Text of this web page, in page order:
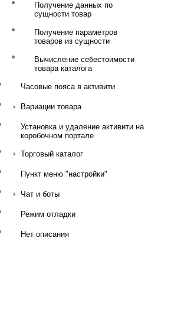
Получение данных по
сущности товар
Получение параметров
товаров из сущности
Вычисление себестоимости
товара каталога
Часовые пояса в активити
Вариации товара
Установка и удаление активити на
коробочном портале
Торговый каталог
Пункт меню "настройки"
Чат и боты
Режим отладки
Нет описания